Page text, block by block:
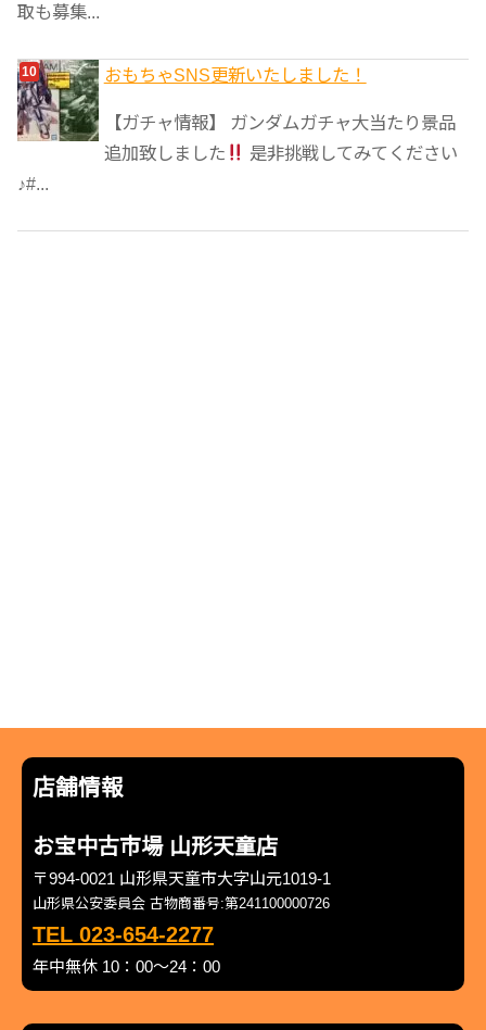
取も募集...
おもちゃSNS更新いたしました！
【ガチャ情報】 ガンダムガチャ大当たり景品
追加致しました
是非挑戦してみてください
♪#...
店舗情報
お宝中古市場 山形天童店
〒994-0021 山形県天童市大字山元1019-1
山形県公安委員会 古物商番号:第241100000726
TEL 023-654-2277
年中無休 10：00～24：00